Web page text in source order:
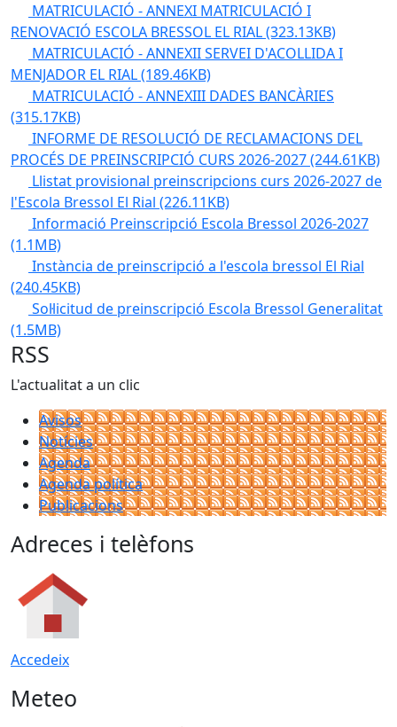
MATRICULACIÓ - ANNEXI MATRICULACIÓ I
RENOVACIÓ ESCOLA BRESSOL EL RIAL(323.13KB)
MATRICULACIÓ - ANNEXII SERVEI D'ACOLLIDA I
MENJADOR EL RIAL(189.46KB)
MATRICULACIÓ - ANNEXIII DADES BANCÀRIES
(315.17KB)
INFORME DE RESOLUCIÓ DE RECLAMACIONS DEL
PROCÉS DE PREINSCRIPCIÓ CURS 2026-2027(244.61KB)
Llistat provisional preinscripcions curs 2026-2027 de
l'Escola Bressol El Rial (226.11KB)
Informació Preinscripció Escola Bressol 2026-2027
(1.1MB)
Instància de preinscripció a l'escola bressol El Rial
(240.45KB)
Sol·licitud de preinscripció Escola Bressol Generalitat
(1.5MB)
RSS
L'actualitat a un clic
Avisos
Notícies
Agenda
Agenda política
Publicacions
Adreces i telèfons
Accedeix
Meteo